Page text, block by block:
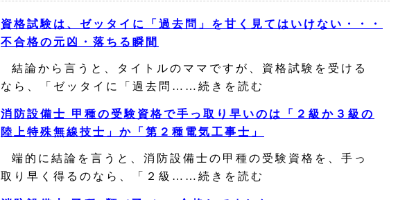
資格試験は、ゼッタイに「過去問」を甘く見てはいけない・・・
不合格の元凶・落ちる瞬間
結論から言うと、タイトルのママですが、資格試験を受ける
なら、「ゼッタイに「過去問……続きを読む
消防設備士 甲種の受験資格で手っ取り早いのは「２級か３級の
陸上特殊無線技士」か「第２種電気工事士」
端的に結論を言うと、消防設備士の甲種の受験資格を、手っ
取り早く得るのなら、「２級……続きを読む